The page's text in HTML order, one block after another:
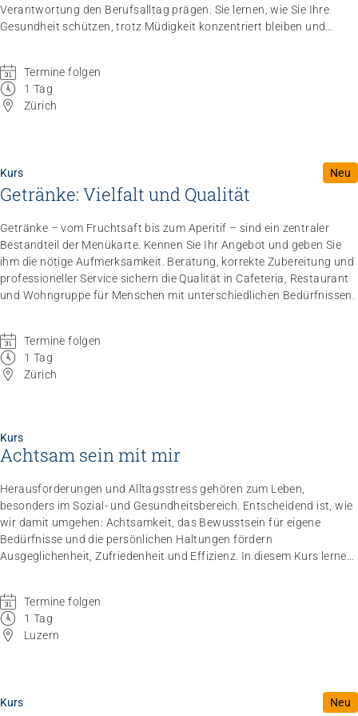
Verantwortung den Berufsalltag prägen. Sie lernen, wie Sie Ihre
Gesundheit schützen, trotz Müdigkeit konzentriert bleiben und
Termine folgen
1 Tag
Zürich
Kurs Neu
Getränke: Vielfalt und Qualität
Getränke – vom Fruchtsaft bis zum Aperitif – sind ein zentraler
Bestandteil der Menükarte. Kennen Sie Ihr Angebot und geben Sie
ihm die nötige Aufmerksamkeit. Beratung, korrekte Zubereitung und
professioneller Service sichern die Qualität in Cafeteria, Restaurant
und Wohngruppe für Menschen mit unterschiedlichen Bedürfnissen.
Termine folgen
1 Tag
Zürich
Kurs
Achtsam sein mit mir
Herausforderungen und Alltagsstress gehören zum Leben,
besonders im Sozial- und Gesundheitsbereich. Entscheidend ist, wie
wir damit umgehen: Achtsamkeit, das Bewusstsein für eigene
Bedürfnisse und die persönlichen Haltungen fördern
Ausgeglichenheit, Zufriedenheit und Effizienz. In diesem Kurs lernen
Termine folgen
1 Tag
Luzern
Kurs Neu